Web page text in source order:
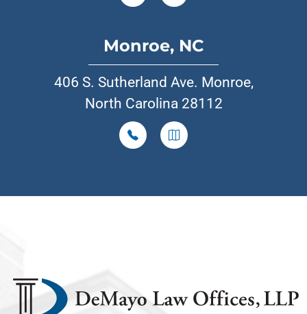
Monroe, NC
406 S. Sutherland Ave. Monroe,
North Carolina 28112